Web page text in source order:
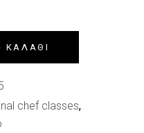
ΚΑΛΆΘΙ
chef classes,